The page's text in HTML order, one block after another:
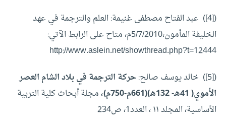
([4]) عبد الفتاح مصطفى غنيمة: العلم والترجمة في عهد
الخليفة المأمون،5/7/2010م، متاح على الرابط الآتي:
http://www.aslein.net/showthread.php?t=12444
([5]) خالد يوسف صالح:
حركة الترجمة في بلاد الشام العصر
الأموي( 41هـ- 132هـ)(661م-750م)،
مجلة أبحاث كلية التربية
الأساسية، المجلد ١١ ، العدد1، ص234